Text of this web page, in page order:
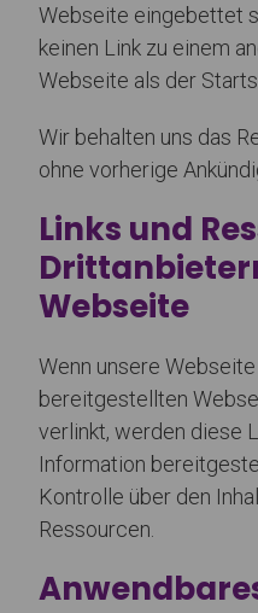
Webseite eingebettet
keinen Link zu einem
Webseite als der
Wir behalten uns das
ohne vorherige
Links und
Webseite
Wenn unsere
bereitgestellten
verlinkt, werden diese
Information
Kontrolle über den
Ressourcen.